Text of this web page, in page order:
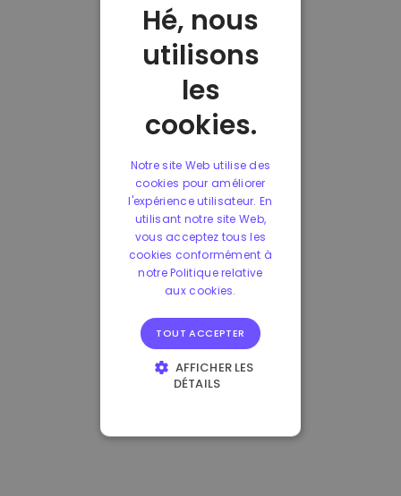
Hé, nous
utilisons
les
cookies.
Notre site Web utilise des
cookies pour améliorer
l'expérience utilisateur. En
utilisant notre site Web,
vous acceptez tous les
cookies conformément à
notre Politique relative
aux cookies.
TOUT ACCEPTER
AFFICHER LES
DÉTAILS